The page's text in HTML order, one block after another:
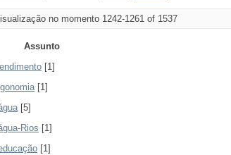
no momento 1242-1261 of 1537
Assunto
[1]
[1]
[5]
Rios [1]
[1]